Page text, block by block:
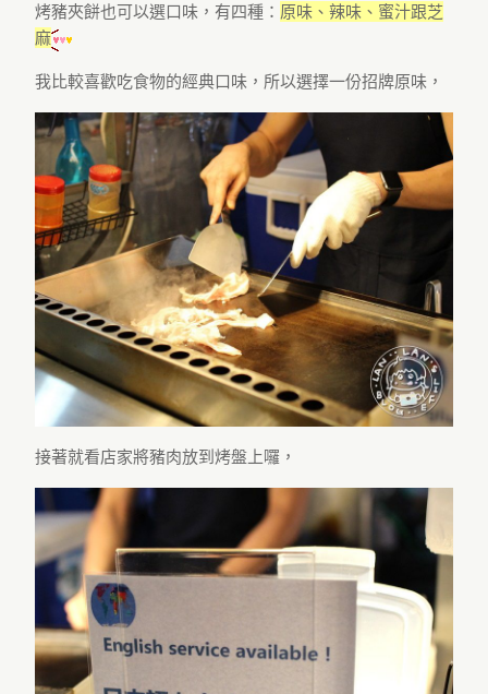
烤豬夾餅也可以選口味，有四種： 原味、辣味、蜜汁跟芝
麻
我比較喜歡吃食物的經典口味，所以選擇一份招牌原味，
接著就看店家將豬肉放到烤盤上囉，